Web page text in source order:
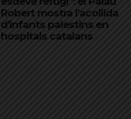
Robert mostra l’acollida
d’infants palestins en
hospitals catalans